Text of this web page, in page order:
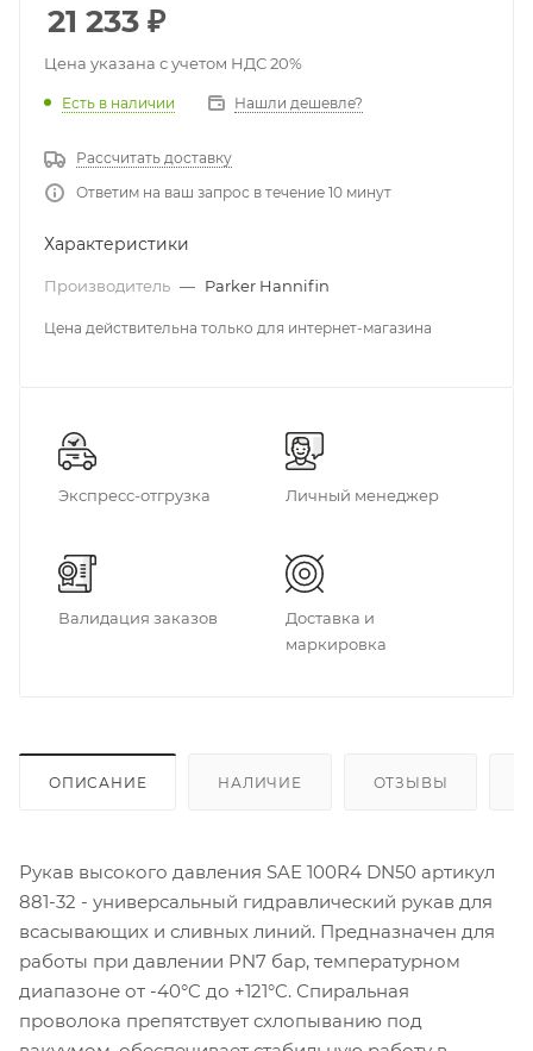
21 233 ₽
Цена указана с учетом НДС 20%
Есть в наличии Нашли дешевле?
Рассчитать доставку
Ответим на ваш запрос в течение 10 минут
Характеристики
Производитель — Parker Hannifin
Цена действительна только для интернет-магазина
Экспресс-отгрузка Личный менеджер
Валидация заказов
Доставка и
маркировка
ОПИСАНИЕ НАЛИЧИЕ ОТЗЫВЫ
Рукав высокого давления SAE 100R4 DN50 артикул
881-32 - универсальный гидравлический рукав для
всасывающих и сливных линий. Предназначен для
работы при давлении PN7 бар, температурном
диапазоне от -40°C до +121°C. Спиральная
проволока препятствует схлопыванию под